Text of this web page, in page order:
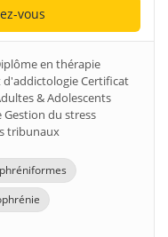
vous
en thérapie
Certificat
& Adolescents
du stress
tribunaux